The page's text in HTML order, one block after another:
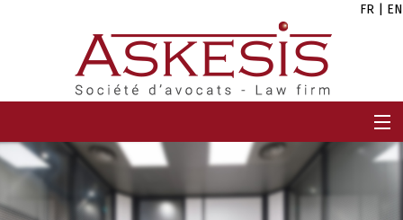
FR EN
EQUIPE